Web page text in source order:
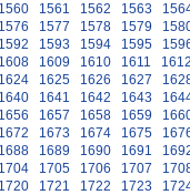
1560 1561 1562 1563
1576 1577 1578 1579
1592 1593 1594 1595
1608 1609 1610 1611
1624 1625 1626 1627
1640 1641 1642 1643
1656 1657 1658 1659
1672 1673 1674 1675
1688 1689 1690 1691
1704 1705 1706 1707
1720 1721 1722 1723